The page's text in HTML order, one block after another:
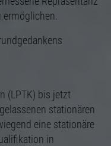
ermöglichen.
(LPTK) bis jetzt
stationären
eine stationäre
in